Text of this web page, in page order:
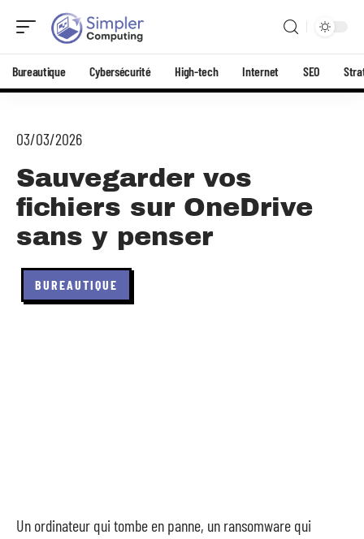
Bureautique Cybersécurité High-tech Internet SEO
03/03/2026
Sauvegarder vos
fichiers sur OneDrive
sans y penser
BUREAUTIQUE
Un ordinateur qui tombe en panne, un ransomware qui